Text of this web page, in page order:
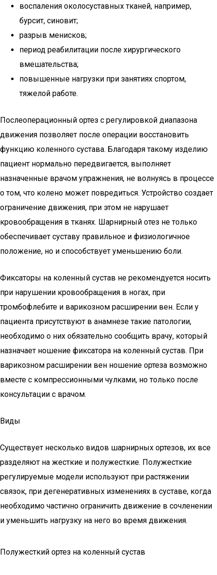
воспаления околосуставных тканей, например,
бурсит, синовит;
разрыв менисков;
период реабилитации после хирургического
вмешательства;
повышенные нагрузки при занятиях спортом,
тяжелой работе.
Послеоперационный ортез с регулировкой диапазона
движения позволяет после операции восстановить
функцию коленного сустава. Благодаря такому изделию
пациент нормально передвигается, выполняет
назначенные врачом упражнения, не волнуясь в процессе
о том, что колено может повредиться. Устройство создает
ограничение движения, при этом не нарушает
кровообращения в тканях. Шарнирный отез не только
обеспечивает суставу правильное и физиологичное
положение, но и способствует уменьшению боли.
Фиксаторы на коленный сустав не рекомендуется носить
при нарушении кровообращения в ногах, при
тромбофлебите и варикозном расширении вен. Если у
пациента присутствуют в анамнезе такие патологии,
необходимо о них обязательно сообщить врачу, который
назначает ношение фиксатора на коленный сустав. При
варикозном расширении вен ношение ортеза возможно
вместе с компрессионными чулками, но только после
консультации с врачом.
Виды
Существует несколько видов шарнирных ортезов, их все
разделяют на жесткие и полужесткие. Полужесткие
регулируемые модели используют при растяжении
связок, при дегенеративных изменениях в суставе, когда
необходимо частично ограничить движение в сочленении
и уменьшить нагрузку на него во время движения.
Полужесткий ортез на коленный сустав